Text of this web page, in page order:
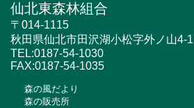
仙北東森林組合
〒014-1115
秋田県仙北市田沢湖小松字外ノ山4-1
TEL:0187-54-1030
FAX:0187-54-1035
森の風だより
森の販売所